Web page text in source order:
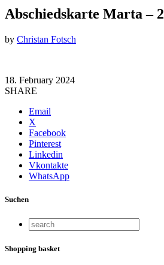
Abschiedskarte Marta – 2
by Christan Fotsch
18. February 2024
SHARE
Email
X
Facebook
Pinterest
Linkedin
Vkontakte
WhatsApp
Suchen
Shopping basket